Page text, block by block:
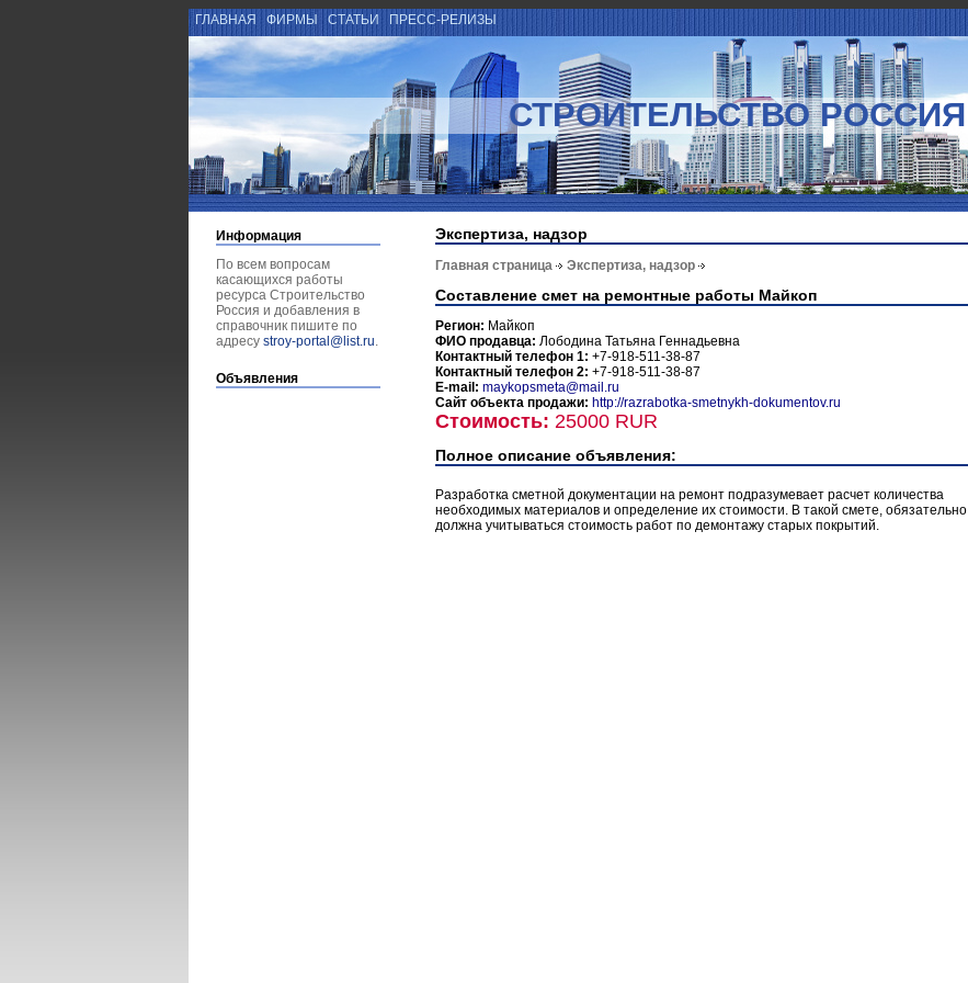
ГЛАВНАЯ ФИРМЫ СТАТЬИ ПРЕСС-РЕЛИЗЫ
СТРОИТЕЛЬСТВО РОССИЯ
Информация
По всем вопросам
касающихся работы
ресурса Строительство
Россия и добавления в
справочник пишите по
адресу stroy-portal@list.ru.
Объявления
Экспертиза, надзор
Главная страница Экспертиза, надзор
Составление смет на ремонтные работы Майкоп
Регион: Майкоп
ФИО продавца: Лободина Татьяна Геннадьевна
Контактный телефон 1: +7-918-511-38-87
Контактный телефон 2: +7-918-511-38-87
E-mail: maykopsmeta@mail.ru
Сайт объекта продажи: http://razrabotka-smetnykh-dokumentov.ru
Стоимость: 25000 RUR
Полное описание объявления:
Разработка сметной документации на ремонт подразумевает расчет количества
необходимых материалов и определение их стоимости. В такой смете, обязательно
должна учитываться стоимость работ по демонтажу старых покрытий.